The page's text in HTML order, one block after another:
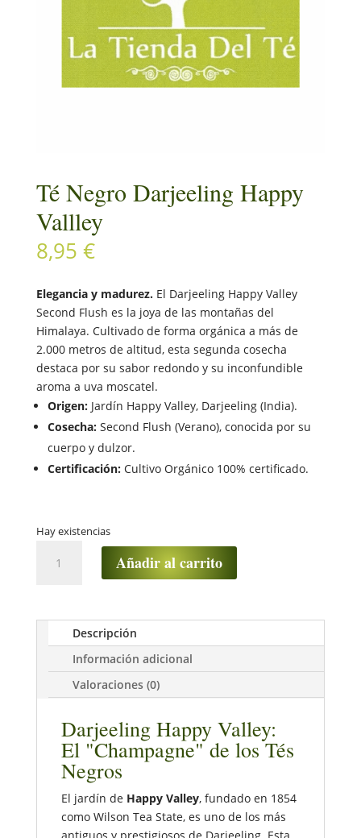
Té Negro Darjeeling Happy
Vallley
8,95 €
Elegancia y madurez.El Darjeeling Happy Valley
Second Flush es la joya de las montañas del
Himalaya. Cultivado de forma orgánica a más de
2.000 metros de altitud, esta segunda cosecha
destaca por su sabor redondo y su inconfundible
aroma a uva moscatel.
Origen:Jardín Happy Valley, Darjeeling (India).
Cosecha:Second Flush (Verano), conocida por su
cuerpo y dulzor.
Certificación:Cultivo Orgánico 100% certificado.
Hay existencias
Negro
Vallley
cantidad
Añadir al carrito
Descripción
Información adicional
Valoraciones (0)
Darjeeling Happy Valley:
El "Champagne" de los Tés
Negros
El jardín de Happy Valley, fundado en 1854
como Wilson Tea State, es uno de los más